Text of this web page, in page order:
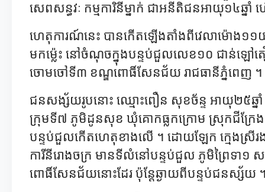
សេពសន្ធវៈ កម្មការិនីម្នាក់ ជាអនីតិជនអាយុ១៤ឆ្នាំ
ហេតុការណ៍នេះ បានកើតឡើងតាំងពីវេលាម៉ោង១
មកម្ល៉េះ នៅចំណុចក្នុងបន្ទប់ជួលលេខ១០ ជាន់ឡៅតឿ
ចោមចៅទី៣ ខណ្ឌពោធិ៍សែនជ័យ រាជធានីភ្នំពេញ ។
ជនសង្ស័យរូបនោះ ឈ្មោះពឿន សុខច័ន្ទ អាយុ២៥ឆ្នាំ
ក្រុមទី៧ ភូមិដូនសុខ ឃុំគោកធ្លកក្រោម ស្រុកជីក្រែង
បន្ទប់ជួលកើតហេតុខាងលើ ។ ដោយឡែក ក្មេងស្រីរង
ការីនីរោងចក្រ មានទីលំនៅបន្ទប់ជួល ភូមិព្រៃទា១
ពោធិ៍សែនជ័យនោះដែរ ប៉ុន្តែឆ្ងាយពីបន្ទប់ជនស្ស័យ